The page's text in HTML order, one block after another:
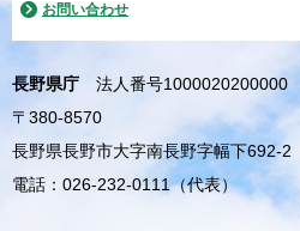
お問い合わせ
長野県庁
法人番号1000020200000
〒380-8570
長野県長野市大字南長野字幅下692-2
電話：026-232-0111（代表）